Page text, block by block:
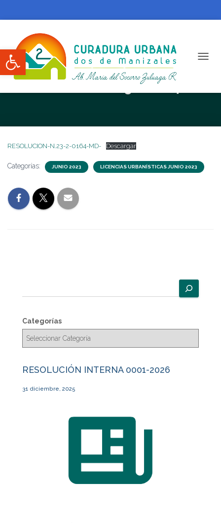
Abrir barra de herramientas
RESOLUCION N. 23-2-0164-MD
RESOLUCION-N.23-2-0164-MD- Descargar
Categorías: JUNIO 2023 LICENCIAS URBANÍSTICAS JUNIO 2023
u
c
a
Categorías
RESOLUCIÓN INTERNA 0001-2026
31 diciembre, 2025